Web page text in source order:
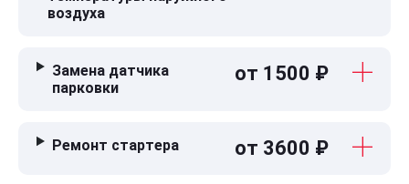
воздуха
Замена датчика
парковки
от 1500 ₽
Ремонт стартера от 3600 ₽